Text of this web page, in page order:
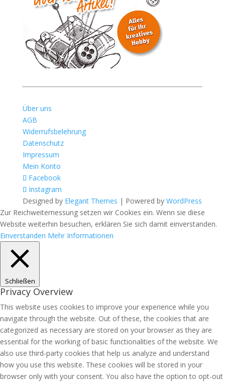
Über uns
AGB
Widerrufsbelehrung
Datenschutz
Impressum
Mein Konto
Facebook
Instagram
Designed by Elegant Themes | Powered by WordPress
Zur Reichweitemessung setzen wir Cookies ein. Wenn sie diese
Website weiterhin besuchen, erklären Sie sich damit einverstanden.
Einverstanden Mehr Informationen
Schließen
Privacy Overview
This website uses cookies to improve your experience while you
navigate through the website. Out of these, the cookies that are
categorized as necessary are stored on your browser as they are
essential for the working of basic functionalities of the website. We
also use third-party cookies that help us analyze and understand
how you use this website. These cookies will be stored in your
browser only with your consent. You also have the option to opt-out